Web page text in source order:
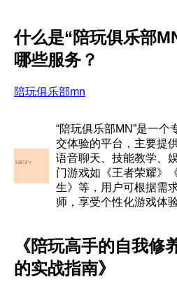
什么是“陪玩俱乐部
哪些服务？
陪玩俱乐部mn
“陪玩俱乐部MN”是一个
交体验的平台，主要提
语音聊天、技能教学、
门游戏如《王者荣耀》
生》等，用户可根据需
师，享受个性化游戏体
《陪玩高手的自我修
的实战指南》